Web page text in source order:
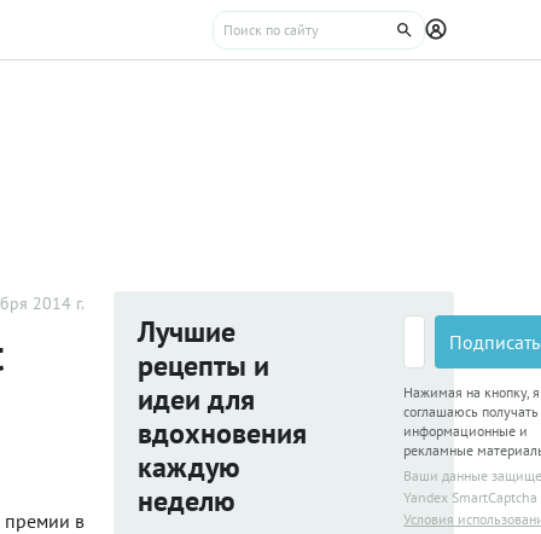
2014 г.
премии в
Лучшие
рецепты и
идеи для
вдохновения
каждую
неделю
Нажимая на кнопку, я
соглашаюсь получать
информационные и
рекламные
Ваши данные
Yandex SmartCaptcha
Условия